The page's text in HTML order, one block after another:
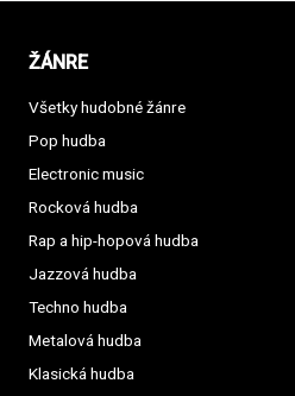
ŽÁNRE
Všetky hudobné žánre
Pop hudba
Electronic music
Rocková hudba
Rap a hip-hopová hudba
Jazzová hudba
Techno hudba
Metalová hudba
Klasická hudba